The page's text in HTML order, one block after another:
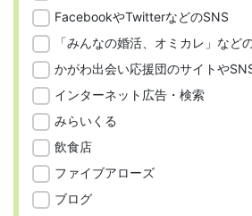
FacebookやTwitterなどのSNS
「みんなの婚活、オミカレ」など
かがわ出会い応援団のサイトや
インターネット広告・検索
みらいくる
飲食店
ファイブアローズ
ブログ